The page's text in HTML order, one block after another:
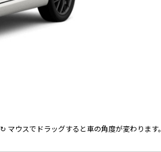
↻ マウスでドラッグすると車の角度が変わります。